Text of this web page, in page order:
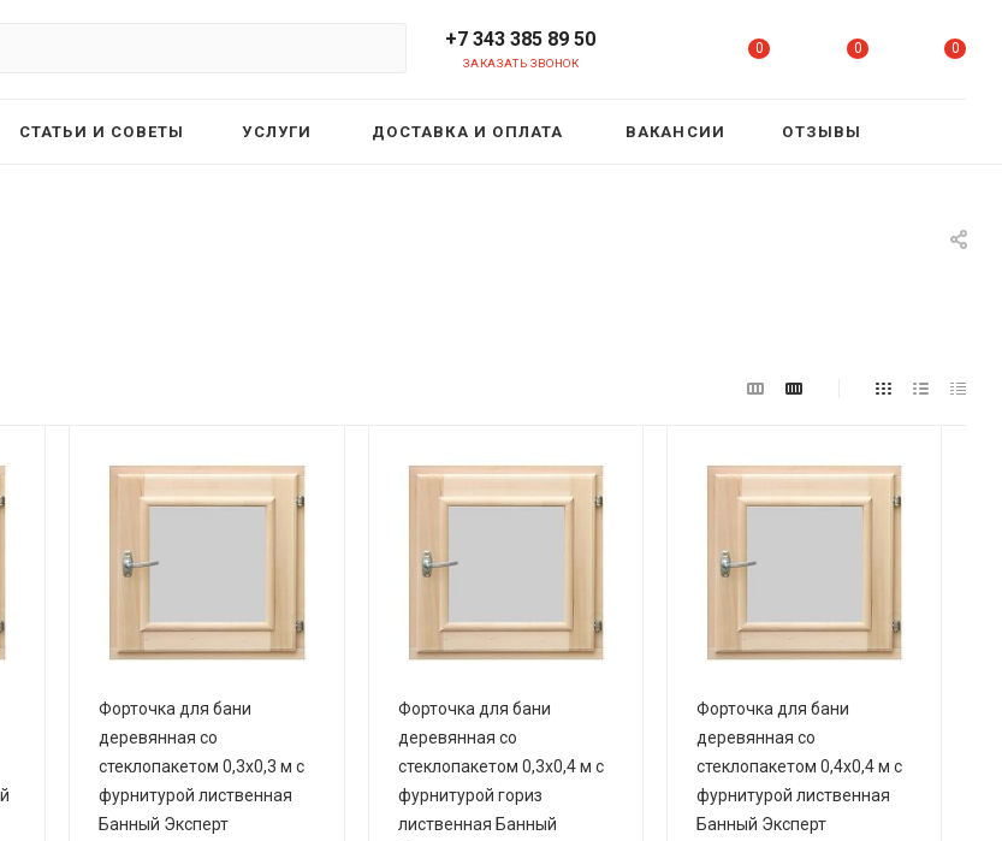
+7 343 385 89 50
ЗАКАЗАТЬ ЗВОНОК
0 0 0
СТАТЬИ И СОВЕТЫ УСЛУГИ ДОСТАВКА И ОПЛАТА ВАКАНСИИ ОТЗЫВЫ
Форточка для бани
деревянная со
стеклопакетом 0,3х0,3 м с
фурнитурой лиственная
Банный Эксперт
Форточка для бани
деревянная со
стеклопакетом 0,3х0,4 м с
фурнитурой гориз
лиственная Банный
Форточка для бани
деревянная со
стеклопакетом 0,4х0,4 м с
фурнитурой лиственная
Банный Эксперт